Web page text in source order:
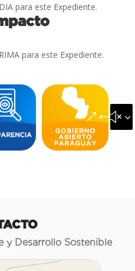
para este Expediente.
para este Expediente.
y Desarrollo Sostenible